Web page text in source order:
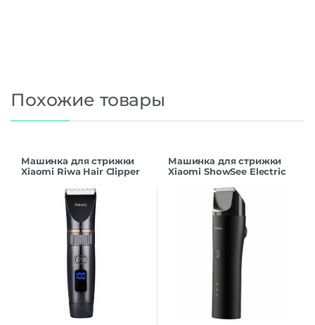
Похожие товары
Машинка для стрижки
Xiaomi Riwa Hair Clipper
Машинка для стрижки
Xiaomi ShowSee Electric